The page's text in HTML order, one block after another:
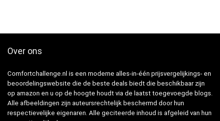
Over ons
Comfortchallenge.nl is een moderne alles-in-één prijsvergelijkings- en
beoordelingswebsite die de beste deals biedt die beschikbaar zijn
op amazon en u op de hoogte houdt via de laatst toegevoegde blogs.
Alle afbeeldingen zijn auteursrechtelijk beschermd door hun
respectievelijke eigenaren. Alle geciteerde inhoud is afgeleid van hun